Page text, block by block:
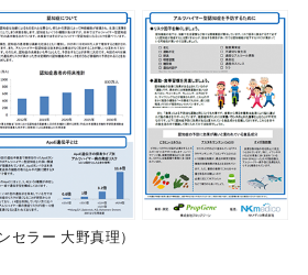
セラー 大野真理）